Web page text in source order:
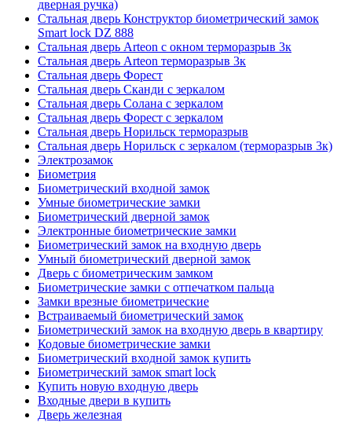
дверная ручка)
Стальная дверь Конструктор биометрический замок
Smart lock DZ 888
Стальная дверь Arteon с окном терморазрыв 3к
Стальная дверь Arteon терморазрыв 3к
Стальная дверь Форест
Стальная дверь Сканди с зеркалом
Стальная дверь Солана с зеркалом
Стальная дверь Форест с зеркалом
Стальная дверь Норильск терморазрыв
Стальная дверь Норильск с зеркалом (терморазрыв 3к)
Электрозамок
Биометрия
Биометрический входной замок
Умные биометрические замки
Биометрический дверной замок
Электронные биометрические замки
Биометрический замок на входную дверь
Умный биометрический дверной замок
Дверь с биометрическим замком
Биометрические замки с отпечатком пальца
Замки врезные биометрические
Встраиваемый биометрический замок
Биометрический замок на входную дверь в квартиру
Кодовые биометрические замки
Биометрический входной замок купить
Биометрический замок smart lock
Купить новую входную дверь
Входные двери в купить
Дверь железная